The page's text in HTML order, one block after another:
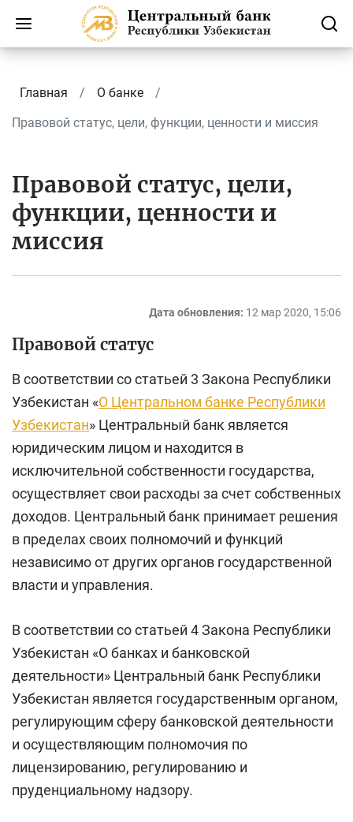
Главная
О банке
Правовой статус, цели, функции, ценности и миссия
Правовой статус, цели,
функции, ценности и
миссия
Дата обновления: 12 мар 2020, 15:06
Правовой статус
В соответствии со статьей 3 Закона Республики
Узбекистан «О Центральном банке Республики
Узбекистан» Центральный банк является
юридическим лицом и находится в
исключительной собственности государства,
осуществляет свои расходы за счет собственных
доходов. Центральный банк принимает решения
в пределах своих полномочий и функций
независимо от других органов государственной
власти и управления.
В соответствии со статьей 4 Закона Республики
Узбекистан «О банках и банковской
деятельности» Центральный банк Республики
Узбекистан является государственным органом,
регулирующим сферу банковской деятельности
и осуществляющим полномочия по
лицензированию, регулированию и
пруденциальному надзору.